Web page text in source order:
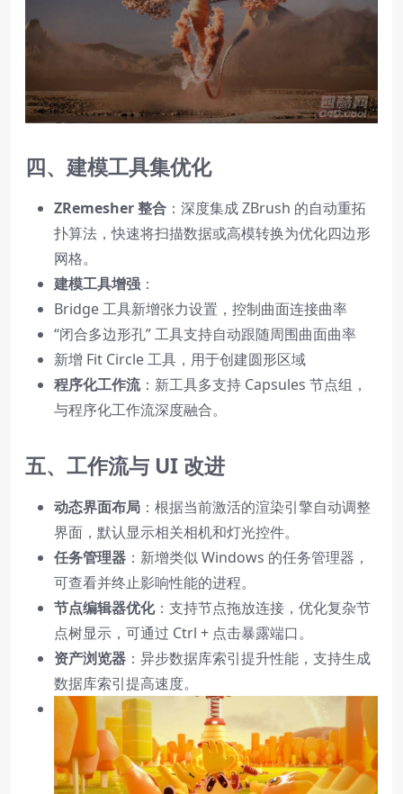
四、建模工具集优化
ZRemesher 整合 ：深度集成 ZBrush 的自动重拓
扑算法，快速将扫描数据或高模转换为优化四边形
网格。
建模工具增强 ：
Bridge 工具新增张力设置，控制曲面连接曲率
“闭合多边形孔” 工具支持自动跟随周围曲面曲率
新增 Fit Circle 工具，用于创建圆形区域
程序化工作流：新工具多支持 Capsules 节点组，
与程序化工作流深度融合。
五、工作流与 UI 改进
动态界面布局 ：根据当前激活的渲染引擎自动调整
界面，默认显示相关相机和灯光控件。
任务管理器 ：新增类似 Windows 的任务管理器，
可查看并终止影响性能的进程。
节点编辑器优化：支持节点拖放连接，优化复杂节
点树显示，可通过 Ctrl + 点击暴露端口。
资产浏览器 ：异步数据库索引提升性能，支持生成
数据库索引提高速度。